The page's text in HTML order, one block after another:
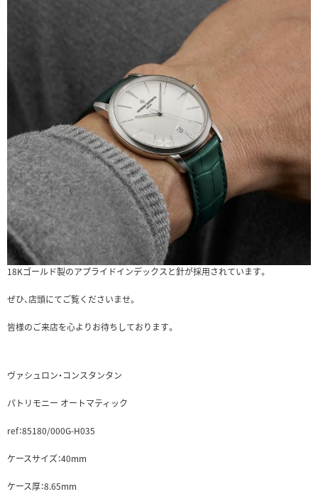
18Kゴールド製のアプライドインデックスと針が採用されています。
ぜひ、店頭にてご覧くださいませ。
皆様のご来店を心よりお待ちしております。
ヴァシュロン・コンスタンタン
パトリモニー オートマティック
ref：85180/000G-H035
ケースサイズ：40mm
ケース厚：8.65mm